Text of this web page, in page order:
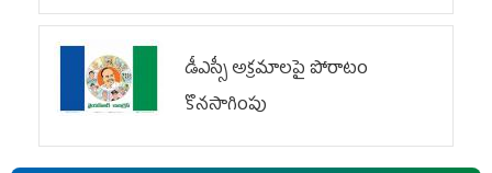
డీఎస్సీ అక్రమాలపై పోరాటం
కొనసాగింపు